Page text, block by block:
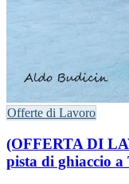
Offerte di Lavoro
(OFFERTA DI
pista di ghiaccio a